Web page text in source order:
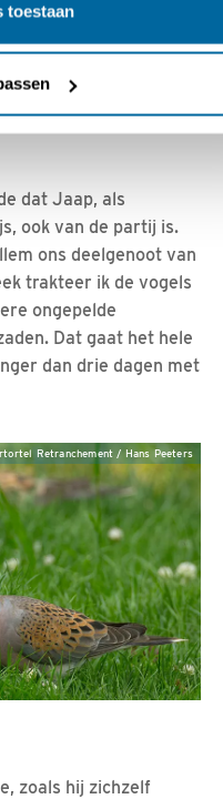
toestaan
dat Jaap, als
ook van de partij is.
ons deelgenoot van
trakteer ik de vogels
ongepelde
Dat gaat het hele
dan drie dagen met
Retranchement / Hans Peeters
zoals hij zichzelf